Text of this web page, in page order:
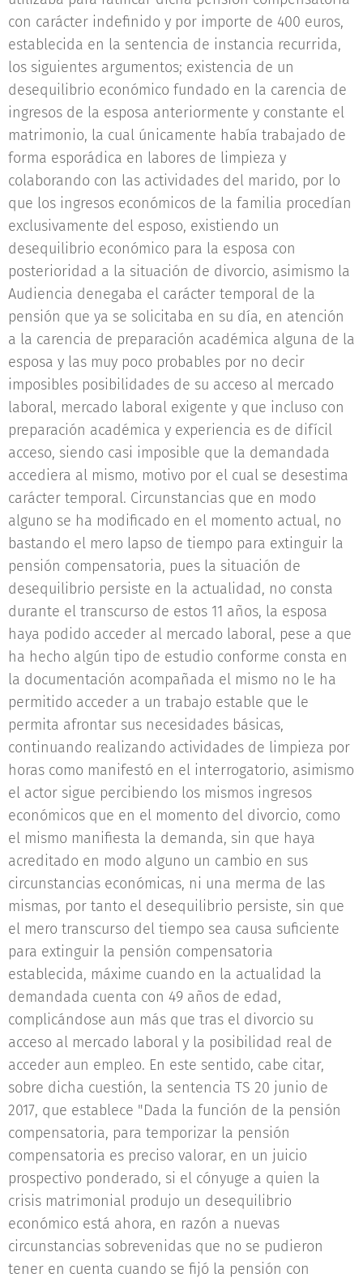
con carácter indefinido y por importe de 400 euros,
establecida en la sentencia de instancia recurrida,
los siguientes argumentos; existencia de un
desequilibrio económico fundado en la carencia de
ingresos de la esposa anteriormente y constante el
matrimonio, la cual únicamente había trabajado de
forma esporádica en labores de limpieza y
colaborando con las actividades del marido, por lo
que los ingresos económicos de la familia procedían
exclusivamente del esposo, existiendo un
desequilibrio económico para la esposa con
posterioridad a la situación de divorcio, asimismo la
Audiencia denegaba el carácter temporal de la
pensión que ya se solicitaba en su día, en atención
a la carencia de preparación académica alguna de la
esposa y las muy poco probables por no decir
imposibles posibilidades de su acceso al mercado
laboral, mercado laboral exigente y que incluso con
preparación académica y experiencia es de difícil
acceso, siendo casi imposible que la demandada
accediera al mismo, motivo por el cual se desestima
carácter temporal. Circunstancias que en modo
alguno se ha modificado en el momento actual, no
bastando el mero lapso de tiempo para extinguir la
pensión compensatoria, pues la situación de
desequilibrio persiste en la actualidad, no consta
durante el transcurso de estos 11 años, la esposa
haya podido acceder al mercado laboral, pese a que
ha hecho algún tipo de estudio conforme consta en
la documentación acompañada el mismo no le ha
permitido acceder a un trabajo estable que le
permita afrontar sus necesidades básicas,
continuando realizando actividades de limpieza por
horas como manifestó en el interrogatorio, asimismo
el actor sigue percibiendo los mismos ingresos
económicos que en el momento del divorcio, como
el mismo manifiesta la demanda, sin que haya
acreditado en modo alguno un cambio en sus
circunstancias económicas, ni una merma de las
mismas, por tanto el desequilibrio persiste, sin que
el mero transcurso del tiempo sea causa suficiente
para extinguir la pensión compensatoria
establecida, máxime cuando en la actualidad la
demandada cuenta con 49 años de edad,
complicándose aun más que tras el divorcio su
acceso al mercado laboral y la posibilidad real de
acceder aun empleo. En este sentido, cabe citar,
sobre dicha cuestión, la sentencia TS 20 junio de
2017, que establece "Dada la función de la pensión
compensatoria, para temporizar la pensión
compensatoria es preciso valorar, en un juicio
prospectivo ponderado, si el cónyuge a quien la
crisis matrimonial produjo un desequilibrio
económico está ahora, en razón a nuevas
circunstancias sobrevenidas que no se pudieron
tener en cuenta cuando se fijó la pensión con